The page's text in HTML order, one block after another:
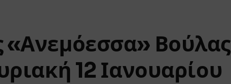
«Ανεμόεσσα» Βούλας
12 Ιανουαρίου